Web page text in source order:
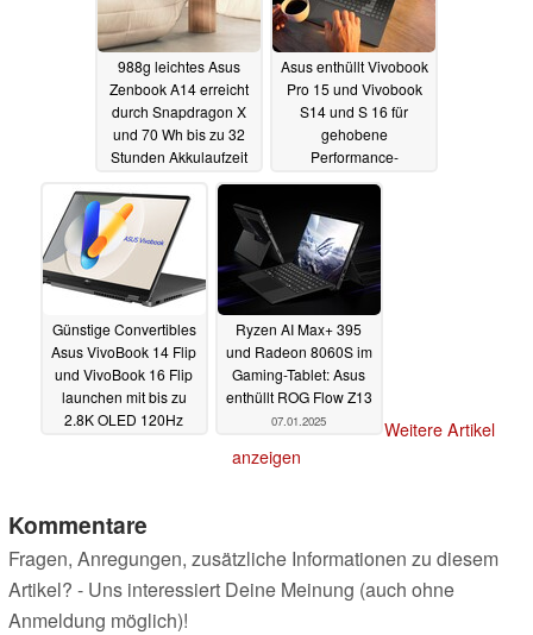
988g leichtes Asus
Zenbook A14 erreicht
durch Snapdragon X
und 70 Wh bis zu 32
Stunden Akkulaufzeit
Asus enthüllt Vivobook
Pro 15 und Vivobook
S14 und S 16 für
gehobene
Performance-
07.01.2025
Günstige Convertibles
Asus VivoBook 14 Flip
und VivoBook 16 Flip
launchen mit bis zu
2.8K OLED 120Hz
Ryzen AI Max+ 395
und Radeon 8060S im
Gaming-Tablet: Asus
enthüllt ROG Flow Z13
07.01.2025
Weitere Artikel
anzeigen
Kommentare
Fragen, Anregungen, zusätzliche Informationen zu diesem
Artikel? - Uns interessiert Deine Meinung (auch ohne
Anmeldung möglich)!